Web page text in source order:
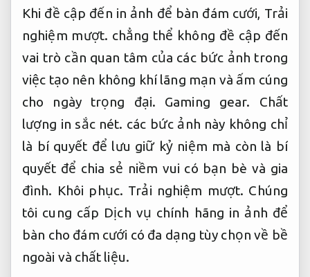
Khi đề cập đến in ảnh để bàn đám cưới, Trải
nghiệm mượt. chẳng thể không đề cập đến
vai trò cần quan tâm của các bức ảnh trong
việc tạo nên không khí lãng mạn và ấm cúng
cho ngày trọng đại. Gaming gear.
Chất
lượng in sắc nét. các bức ảnh này không chỉ
là bí quyết để lưu giữ kỷ niệm mà còn là bí
quyết để chia sẻ niềm vui có bạn bè và gia
đình. Khôi phục. Trải nghiệm mượt. Chúng
tôi cung cấp Dịch vụ chính hãng in ảnh để
bàn cho đám cưới có đa dạng tùy chọn về bề
ngoài và chất liệu.